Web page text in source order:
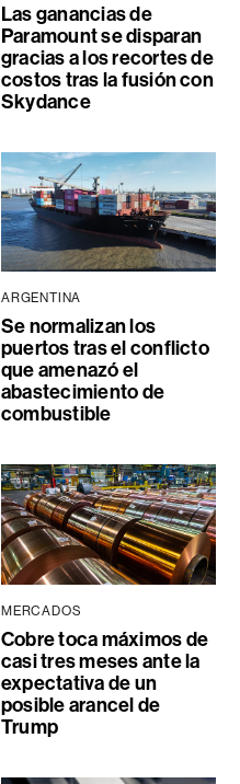
Las ganancias de
Paramount se disparan
gracias a los recortes de
costos tras la fusión con
Skydance
ARGENTINA
Se normalizan los
puertos tras el conflicto
que amenazó el
abastecimiento de
combustible
MERCADOS
Cobre toca máximos de
casi tres meses ante la
expectativa de un
posible arancel de
Trump